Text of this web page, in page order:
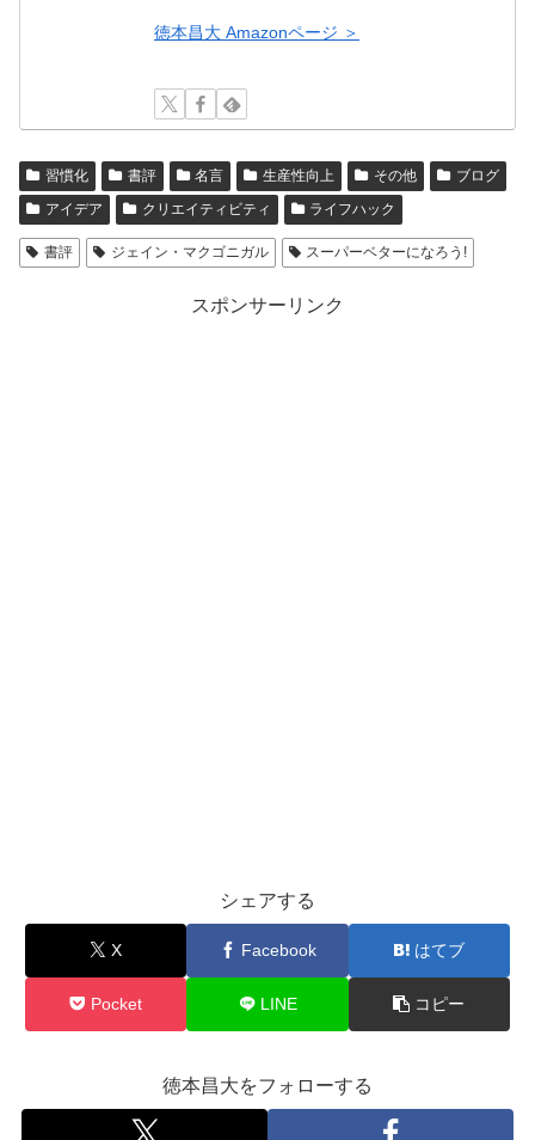
徳本昌大 Amazonページ ＞
習慣化 書評 名言 生産性向上 その他
ブログ
アイデア
クリエイティビティ ライフハック
書評 ジェイン・マクゴニガル スーパーベターになろう!
スポンサーリンク
シェアする
X Facebook はてブ
Pocket LINE コピー
徳本昌大をフォローする